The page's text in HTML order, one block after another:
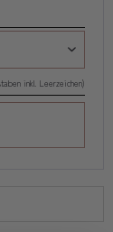
inkl. Leerzeichen)